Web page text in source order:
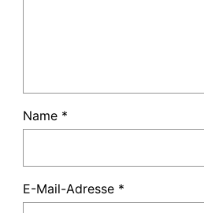
Name *
E-Mail-Adresse *